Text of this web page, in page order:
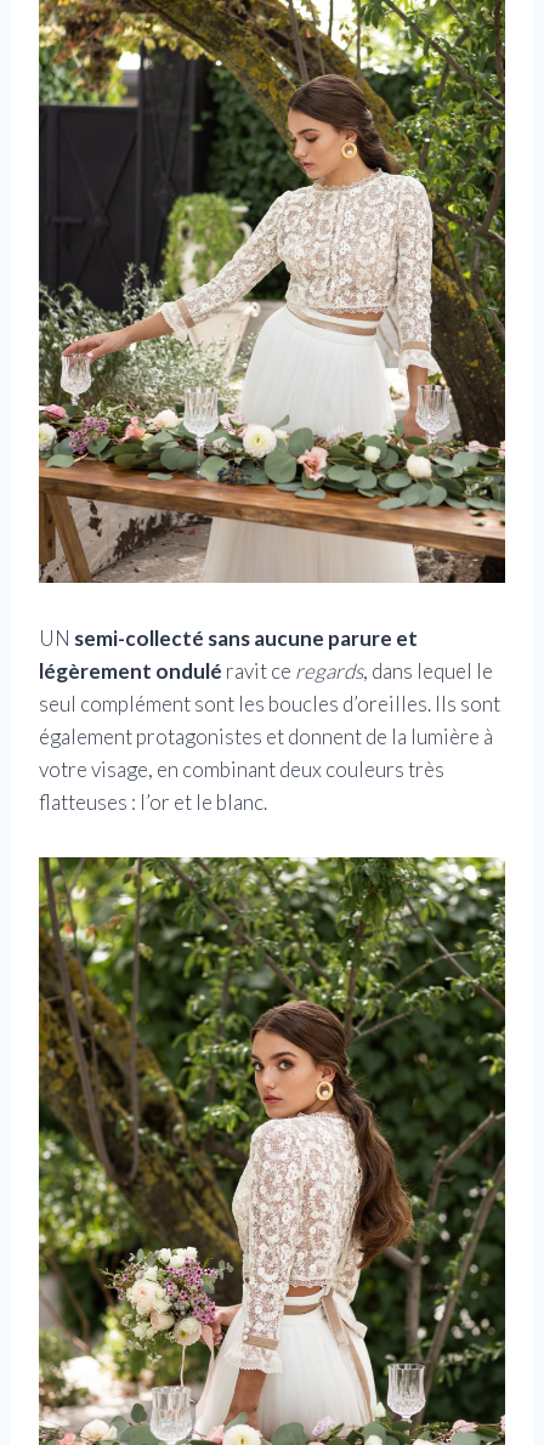
UN semi-collecté sans aucune parure et
légèrement ondulé ravit ce regards, dans lequel le
seul complément sont les boucles d’oreilles. Ils sont
également protagonistes et donnent de la lumière à
votre visage, en combinant deux couleurs très
flatteuses : l’or et le blanc.